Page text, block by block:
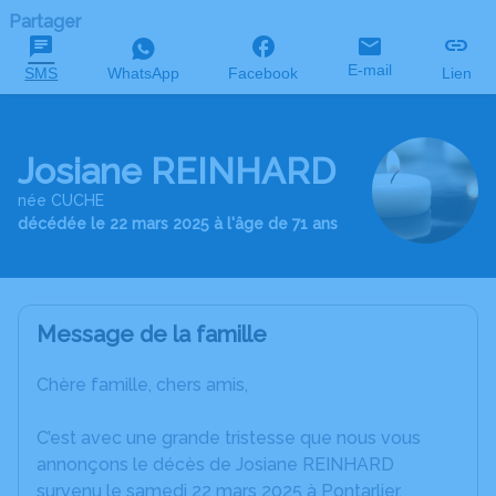
Partager
SMS WhatsApp Facebook E-mail Lien
Josiane REINHARD
née CUCHE
décédée le 22 mars 2025 à l'âge de 71 ans
Message de la famille
Chère famille, chers amis,
C’est avec une grande tristesse que nous vous
annonçons le décès de Josiane REINHARD
survenu le samedi 22 mars 2025 à Pontarlier.